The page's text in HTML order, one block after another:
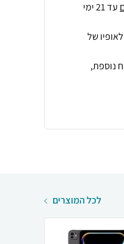
עד 21 ימי
של
נוספת,
לכל המוצרים